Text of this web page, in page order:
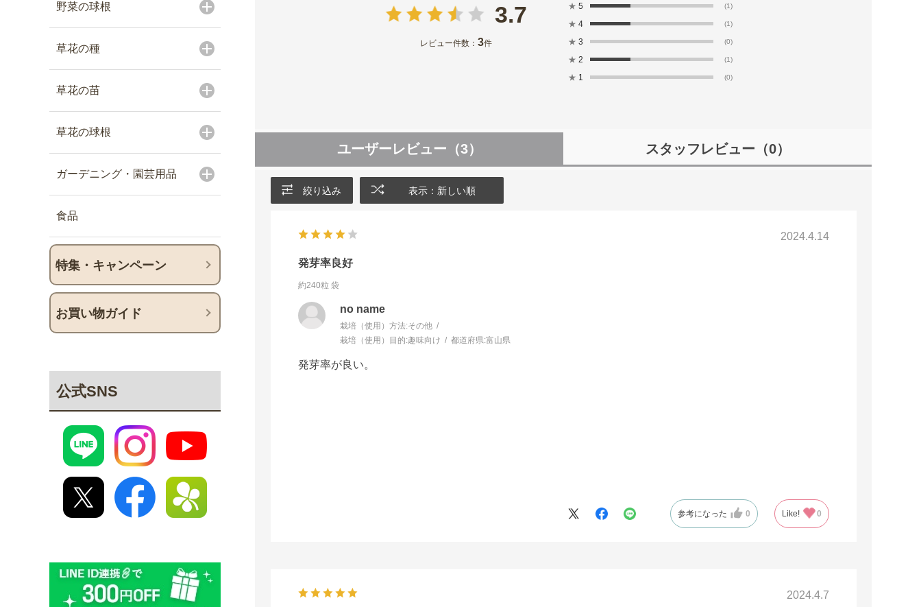
野菜の球根
草花の種
草花の苗
草花の球根
ガーデニング・園芸用品
食品
特集・キャンペーン
お買い物ガイド
公式SNS
3.7
レビュー件数： 3件
★ 5 (1)
★ 4 (1)
★ 3 (0)
★ 2 (1)
★ 1 (0)
ユーザーレビュー （3） スタッフレビュー （0）
絞り込み 表示：新しい順
2024.4.14
発芽率良好
約240粒 袋
no name
栽培（使用）方法:その他
栽培（使用）目的:趣味向け 都道府県:富山県
発芽率が良い。
参考になった 0 Like! 0
2024.4.7